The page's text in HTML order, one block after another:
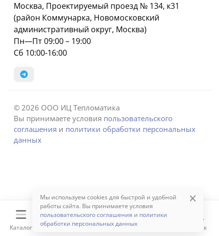
Каталог Корзина Избранное Поиск
Москва, Проектируемый проезд № 134, к31
(район Коммунарка, Новомосковский
административный округ, Москва)
Пн—Пт 09:00 – 19:00
Сб 10:00-16:00
© 2026 ООО ИЦ Тепломатика
Вы принимаете условия пользовательского
соглашения и политики обработки персональных
данных
Мы используем cookies для быстрой и удобной
работы сайта. Вы принимаете условия
пользовательского соглашения и политики
обработки персональных данных